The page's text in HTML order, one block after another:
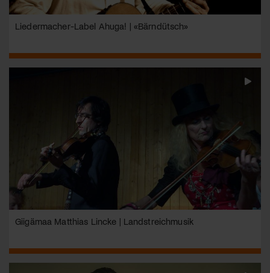
Liedermacher-Label Ahuga! | «Bärndütsch»
Giigämaa Matthias Lincke | Landstreichmusik